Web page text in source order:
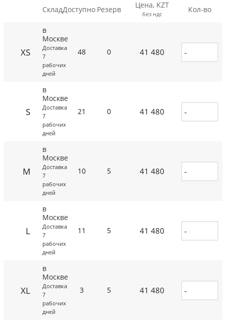
СкладДоступно Резерв Цена, KZT
без ндс Кол-во
XS
в
Москве
Доставка
7
рабочих
дней
48 0 41 480
S
в
Москве
Доставка
7
рабочих
дней
21 0 41 480
M
в
Москве
Доставка
7
рабочих
дней
10 5 41 480
L
в
Москве
Доставка
7
рабочих
дней
11 5 41 480
XL
в
Москве
Доставка
7
рабочих
дней
3 5 41 480